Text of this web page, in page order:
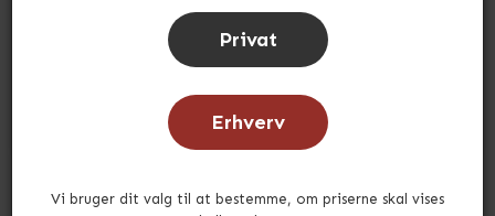
Privat
Erhverv
Vi bruger dit valg til at bestemme, om priserne skal vises
Tilføj til ønskeliste
78 stk. på lager
Tid for afsendelse: ca. 3-5 hverdage